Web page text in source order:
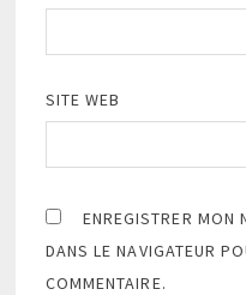
SITE WEB
ENREGISTRER
DANS LE NAVIGATEUR
COMMENTAIRE.